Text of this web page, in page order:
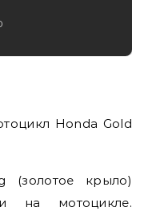
(золотое крыло)
на мотоцикле.